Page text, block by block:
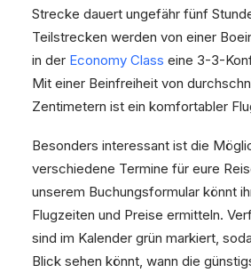
Strecke dauert ungefähr fünf
Teilstrecken werden von einer
in der Economy Class eine 3-3-
Mit einer Beinfreiheit von
Zentimetern ist ein komfortabler
Besonders interessant ist die
verschiedene Termine für eure
unserem Buchungsformular könnt
Flugzeiten und Preise ermitteln.
sind im Kalender grün markiert,
Blick sehen könnt, wann die